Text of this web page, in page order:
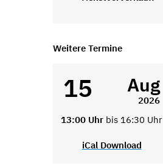
Weitere Termine
15 Aug
2026
13:00 Uhr bis 16:30 Uhr
iCal Download